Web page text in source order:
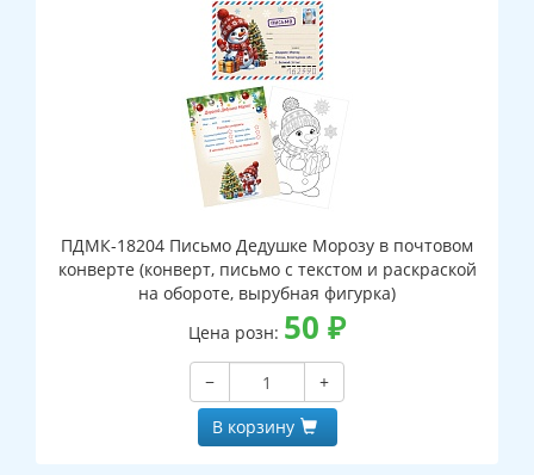
ПДМК-18204 Письмо Дедушке Морозу в почтовом
конверте (конверт, письмо с текстом и раскраской
на обороте, вырубная фигурка)
Цена розн: 50 ₽
−
+
В корзину